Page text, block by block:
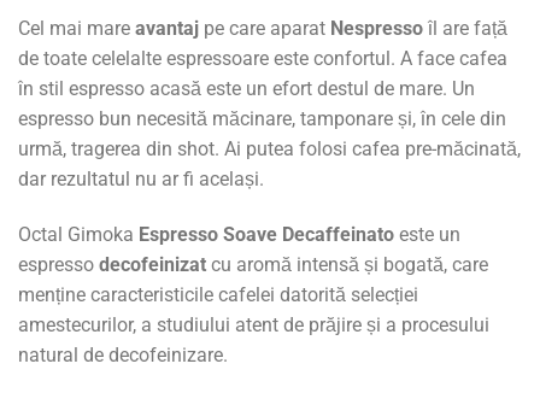
Cel mai mare avantaj pe care aparat Nespresso îl are față
de toate celelalte espressoare este confortul. A face cafea
în stil espresso acasă este un efort destul de mare. Un
espresso bun necesită măcinare, tamponare și, în cele din
urmă, tragerea din shot. Ai putea folosi cafea pre-măcinată,
dar rezultatul nu ar fi același.
Octal Gimoka Espresso Soave Decaffeinato este un
espresso decofeinizat cu aromă intensă și bogată, care
menține caracteristicile cafelei datorită selecției
amestecurilor, a studiului atent de prăjire și a procesului
natural de decofeinizare.